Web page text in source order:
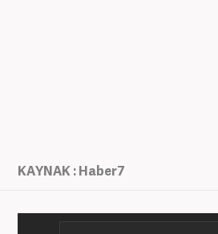
KAYNAK : Haber7